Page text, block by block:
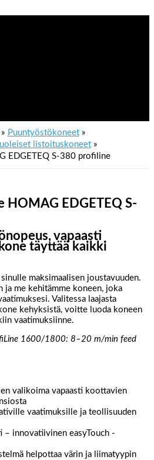
Puuntyöstökoneet
listoituskoneet
EDGETEQ S-380 profiline
HOMAG EDGETEQ S-
vapaasti
täyttää kaikki
maksimaalisen joustavuuden.
ja me kehitämme koneen, joka
Valitessa laajasta
kehyksistä, voitte luoda koneen
vaatimuksiinne.
1600/1800: 8–20 m/min feed
valikoima vapaasti koottavien
vaatimuksille ja teollisuuden
– innovatiivinen easyTouch -
helpottaa värin ja liimatyypin